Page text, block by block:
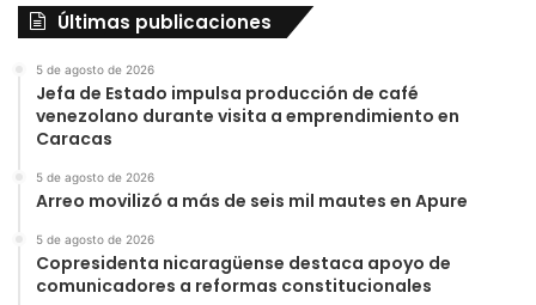
Últimas publicaciones
5 de agosto de 2026
Jefa de Estado impulsa producción de café
venezolano durante visita a emprendimiento en
Caracas
5 de agosto de 2026
Arreo movilizó a más de seis mil mautes en Apure
5 de agosto de 2026
Copresidenta nicaragüense destaca apoyo de
comunicadores a reformas constitucionales